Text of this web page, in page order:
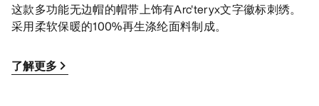
这款多功能无边帽的帽带上饰有Arc'teryx文字徽标刺绣。
采用柔软保暖的100%再生涤纶面料制成。
了解更多